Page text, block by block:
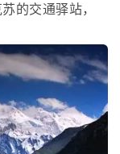
的交通驿站，